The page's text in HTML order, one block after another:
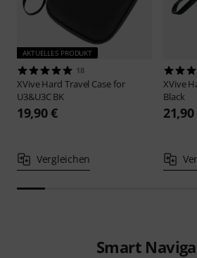
AKTUELLES PRODUKT
18
XViveHard Travel Case for
U3&U3C BK
19,90 €
Vergleichen
XVive
Black
21,90
Smart